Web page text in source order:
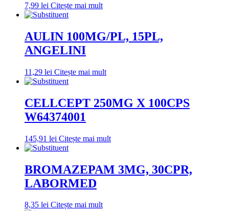
7,99 lei Citește mai mult
AULIN 100MG/PL, 15PL,
ANGELINI
11,29 lei Citește mai mult
CELLCEPT 250MG X 100CPS
W64374001
145,91 lei Citește mai mult
BROMAZEPAM 3MG, 30CPR,
LABORMED
8,35 lei Citește mai mult